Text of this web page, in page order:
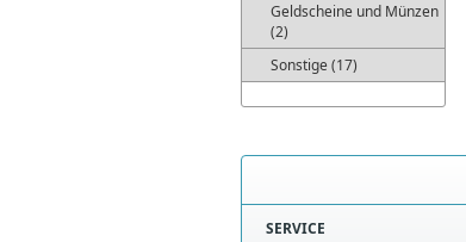
Geldscheine und Münzen
(2)
Sonstige (17)
SERVICE